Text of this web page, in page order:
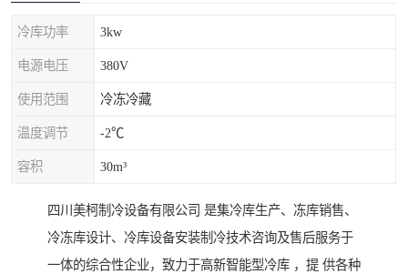
冷库功率 3kw
电源电压 380V
使用范围 冷冻冷藏
温度调节 -2℃
容积 30m³
四川美柯制冷设备有限公司 是集冷库生产、冻库销售、
冷冻库设计、冷库设备安装制冷技术咨询及售后服务于
一体的综合性企业，致力于高新智能型冷库 ，提 供各种